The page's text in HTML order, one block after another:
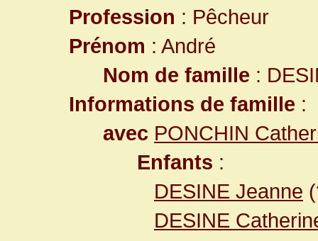
Profession : Pêcheur
Prénom : André
Nom de famille :
Informations de famille :
avec PONCHIN
Enfants :
DESINE Jeanne
DESINE